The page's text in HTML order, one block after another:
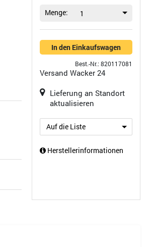
Menge: 1
In den Einkaufswagen
Best.-Nr.: 820117081
Versand Wacker 24
Lieferung an Standort
aktualisieren
Auf die Liste
Herstellerinformationen